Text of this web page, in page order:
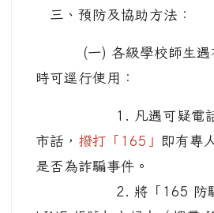
三、預防及協助方法：
(一) 各級學校師生遇有
時可逕行使用：
1. 凡遇可疑電話，
市話， 撥打「165」 即有專
是否為詐騙事件。
2. 將「165 防騙宣